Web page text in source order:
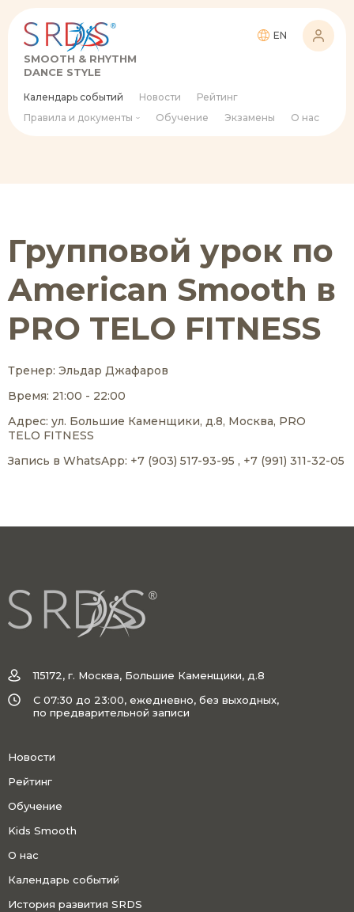
SMOOTH & RHYTHM
DANCE STYLE
EN
Календарь событий Новости
Рейтинг
Правила и документы
Обучение Экзамены О нас
Групповой урок по
American Smooth в
PRO TELO FITNESS
Тренер: Эльдар Джафаров
Время: 21:00 - 22:00
Адрес: ул. Большие Каменщики, д.8, Москва, PRO
TELO FITNESS
Запись в WhatsApp: +7 (903) 517-93-95 , +7 (991) 311-32-05
115172, г. Москва, Большие Каменщики, д.8
C 07:30 до 23:00, ежедневно, без выходных,
по предварительной записи
Новости
Рейтинг
Обучение
Kids Smooth
О нас
Календарь событий
История развития SRDS